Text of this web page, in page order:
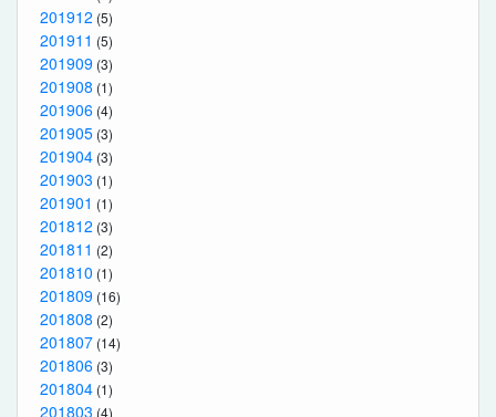
201912 (5)
201911 (5)
201909 (3)
201908 (1)
201906 (4)
201905 (3)
201904 (3)
201903 (1)
201901 (1)
201812 (3)
201811 (2)
201810 (1)
201809 (16)
201808 (2)
201807 (14)
201806 (3)
201804 (1)
201803 (4)